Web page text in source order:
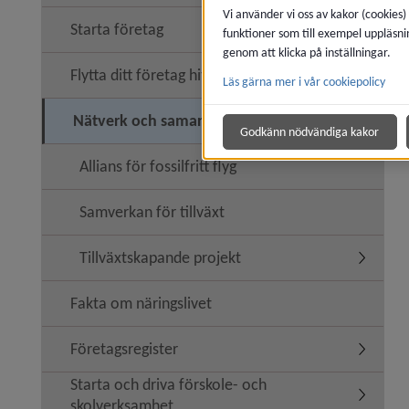
Starta företag
Flytta ditt företag hit
Nätverk och samarbeten
Allians för fossilfritt flyg
Samverkan för tillväxt
Tillväxtskapande projekt
Fakta om näringslivet
Företagsregister
Starta och driva förskole- och
skolverksamhet
Vi använder vi oss av kakor
funktioner som till exempel
genom att klicka på inställningar.
Läs gärna mer i vår cookiepolicy
Godkänn nödvändiga kakor